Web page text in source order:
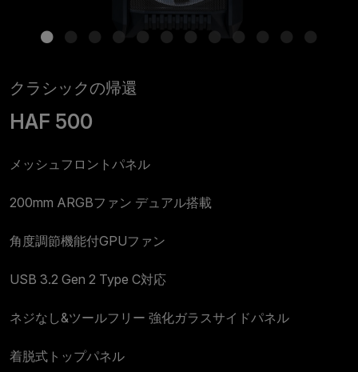
クラシックの帰還
HAF 500
メッシュフロントパネル
200mm ARGBファン デュアル搭載
角度調節機能付GPUファン
USB 3.2 Gen 2 Type C対応
ネジなし&ツールフリー 強化ガラスサイドパネル
着脱式トップパネル